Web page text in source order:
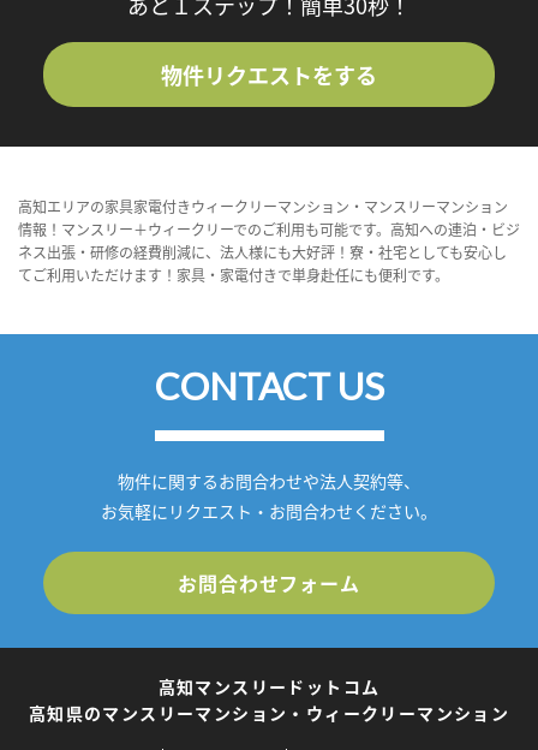
物件リクエストをする
高知エリアの家具家電付きウィークリーマンション・マンスリーマンション
情報！マンスリー＋ウィークリーでのご利用も可能です。高知への連泊・ビジ
ネス出張・研修の経費削減に、法人様にも大好評！寮・社宅としても安心し
てご利用いただけます！家具・家電付きで単身赴任にも便利です。
CONTACT US
物件に関するお問合わせや法人契約等、
お気軽にリクエスト・お問合わせください。
お問合わせフォーム
高知マンスリードットコム
高知県のマンスリーマンション・ウィークリーマンション